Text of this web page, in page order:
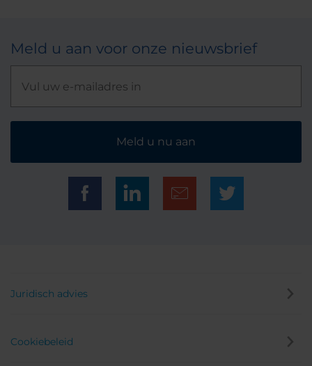
Meld u aan voor onze nieuwsbrief
Meld u nu aan
Juridisch advies
Cookiebeleid